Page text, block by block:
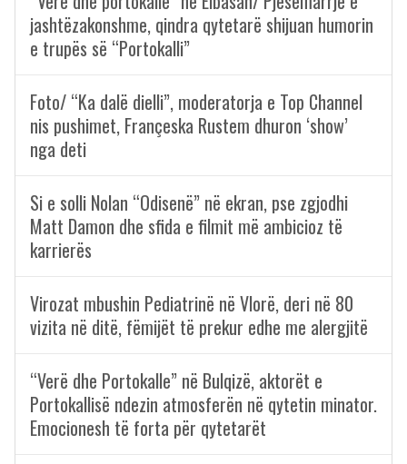
jashtëzakonshme, qindra qytetarë shijuan humorin
e trupës së “Portokalli”
Foto/ “Ka dalë dielli”, moderatorja e Top Channel
nis pushimet, Françeska Rustem dhuron ‘show’
nga deti
Si e solli Nolan “Odisenë” në ekran, pse zgjodhi
Matt Damon dhe sfida e filmit më ambicioz të
karrierës
Virozat mbushin Pediatrinë në Vlorë, deri në 80
vizita në ditë, fëmijët të prekur edhe me alergjitë
“Verë dhe Portokalle” në Bulqizë, aktorët e
Portokallisë ndezin atmosferën në qytetin minator.
Emocionesh të forta për qytetarët